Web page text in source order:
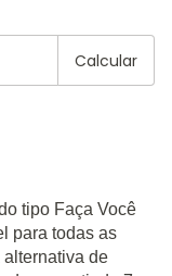
Calcular
tipo Faça Você
para todas as
de